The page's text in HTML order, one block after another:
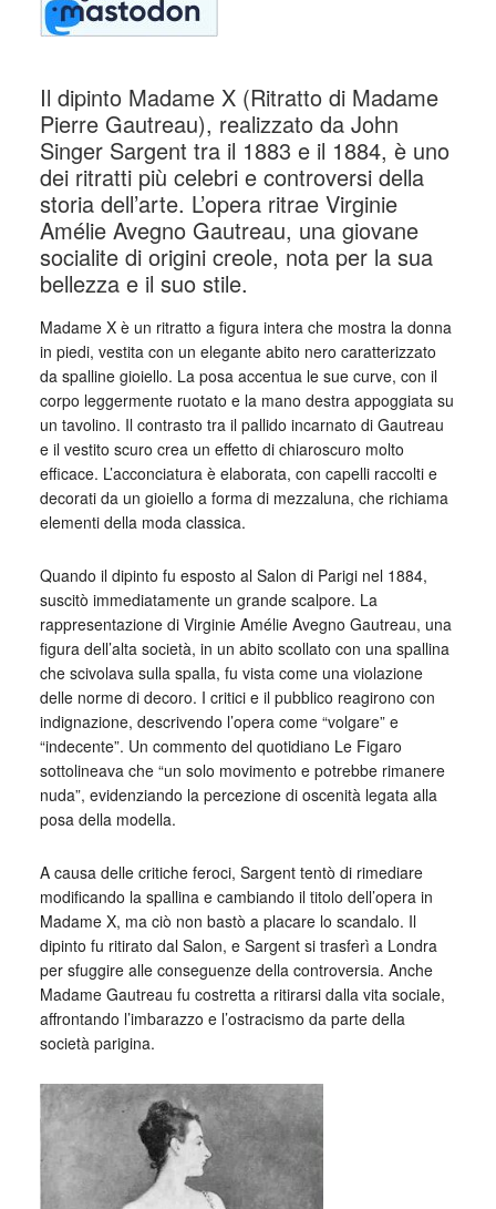
Il dipinto Madame X (Ritratto di Madame
Pierre Gautreau), realizzato da John
Singer Sargent tra il 1883 e il 1884, è uno
dei ritratti più celebri e controversi della
storia dell’arte. L’opera ritrae Virginie
Amélie Avegno Gautreau, una giovane
socialite di origini creole, nota per la sua
bellezza e il suo stile.
Madame X è un ritratto a figura intera che mostra la donna
in piedi, vestita con un elegante abito nero caratterizzato
da spalline gioiello. La posa accentua le sue curve, con il
corpo leggermente ruotato e la mano destra appoggiata su
un tavolino. Il contrasto tra il pallido incarnato di Gautreau
e il vestito scuro crea un effetto di chiaroscuro molto
efficace. L’acconciatura è elaborata, con capelli raccolti e
decorati da un gioiello a forma di mezzaluna, che richiama
elementi della moda classica.
Quando il dipinto fu esposto al Salon di Parigi nel 1884,
suscitò immediatamente un grande scalpore. La
rappresentazione di Virginie Amélie Avegno Gautreau, una
figura dell’alta società, in un abito scollato con una spallina
che scivolava sulla spalla, fu vista come una violazione
delle norme di decoro. I critici e il pubblico reagirono con
indignazione, descrivendo l’opera come “volgare” e
“indecente”. Un commento del quotidiano Le Figaro
sottolineava che “un solo movimento e potrebbe rimanere
nuda”, evidenziando la percezione di oscenità legata alla
posa della modella.
A causa delle critiche feroci, Sargent tentò di rimediare
modificando la spallina e cambiando il titolo dell’opera in
Madame X, ma ciò non bastò a placare lo scandalo. Il
dipinto fu ritirato dal Salon, e Sargent si trasferì a Londra
per sfuggire alle conseguenze della controversia. Anche
Madame Gautreau fu costretta a ritirarsi dalla vita sociale,
affrontando l’imbarazzo e l’ostracismo da parte della
società parigina.